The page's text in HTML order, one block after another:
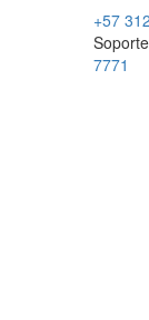
+57
7771